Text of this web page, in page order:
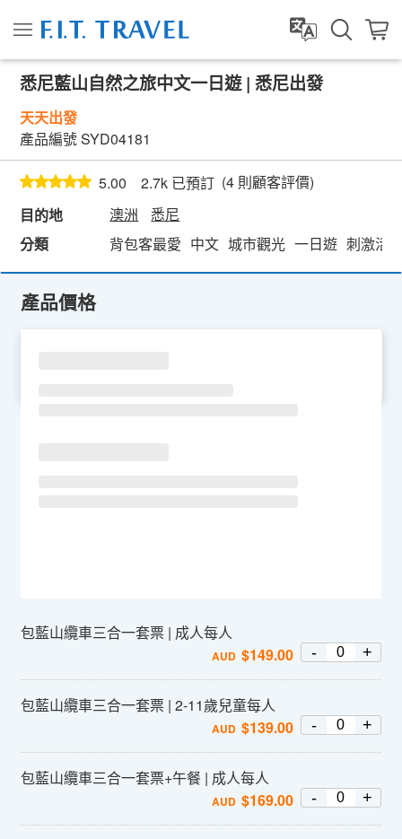
悉尼藍山自然之旅中文一日遊 | 悉尼出發
天天出發
產品編號SYD04181
5.00 2.7k 已預訂 (4 則顧客評價)
目的地
澳洲
悉尼
分類
背包客最愛 中文 城市觀光 一日遊 刺激活
產品價格
包藍山纜車三合一套票 | 成人每人
AUD $149.00 - +
包藍山纜車三合一套票 | 2-11歲兒童每人
AUD $139.00 - +
包藍山纜車三合一套票+午餐 | 成人每人
AUD $169.00 - +